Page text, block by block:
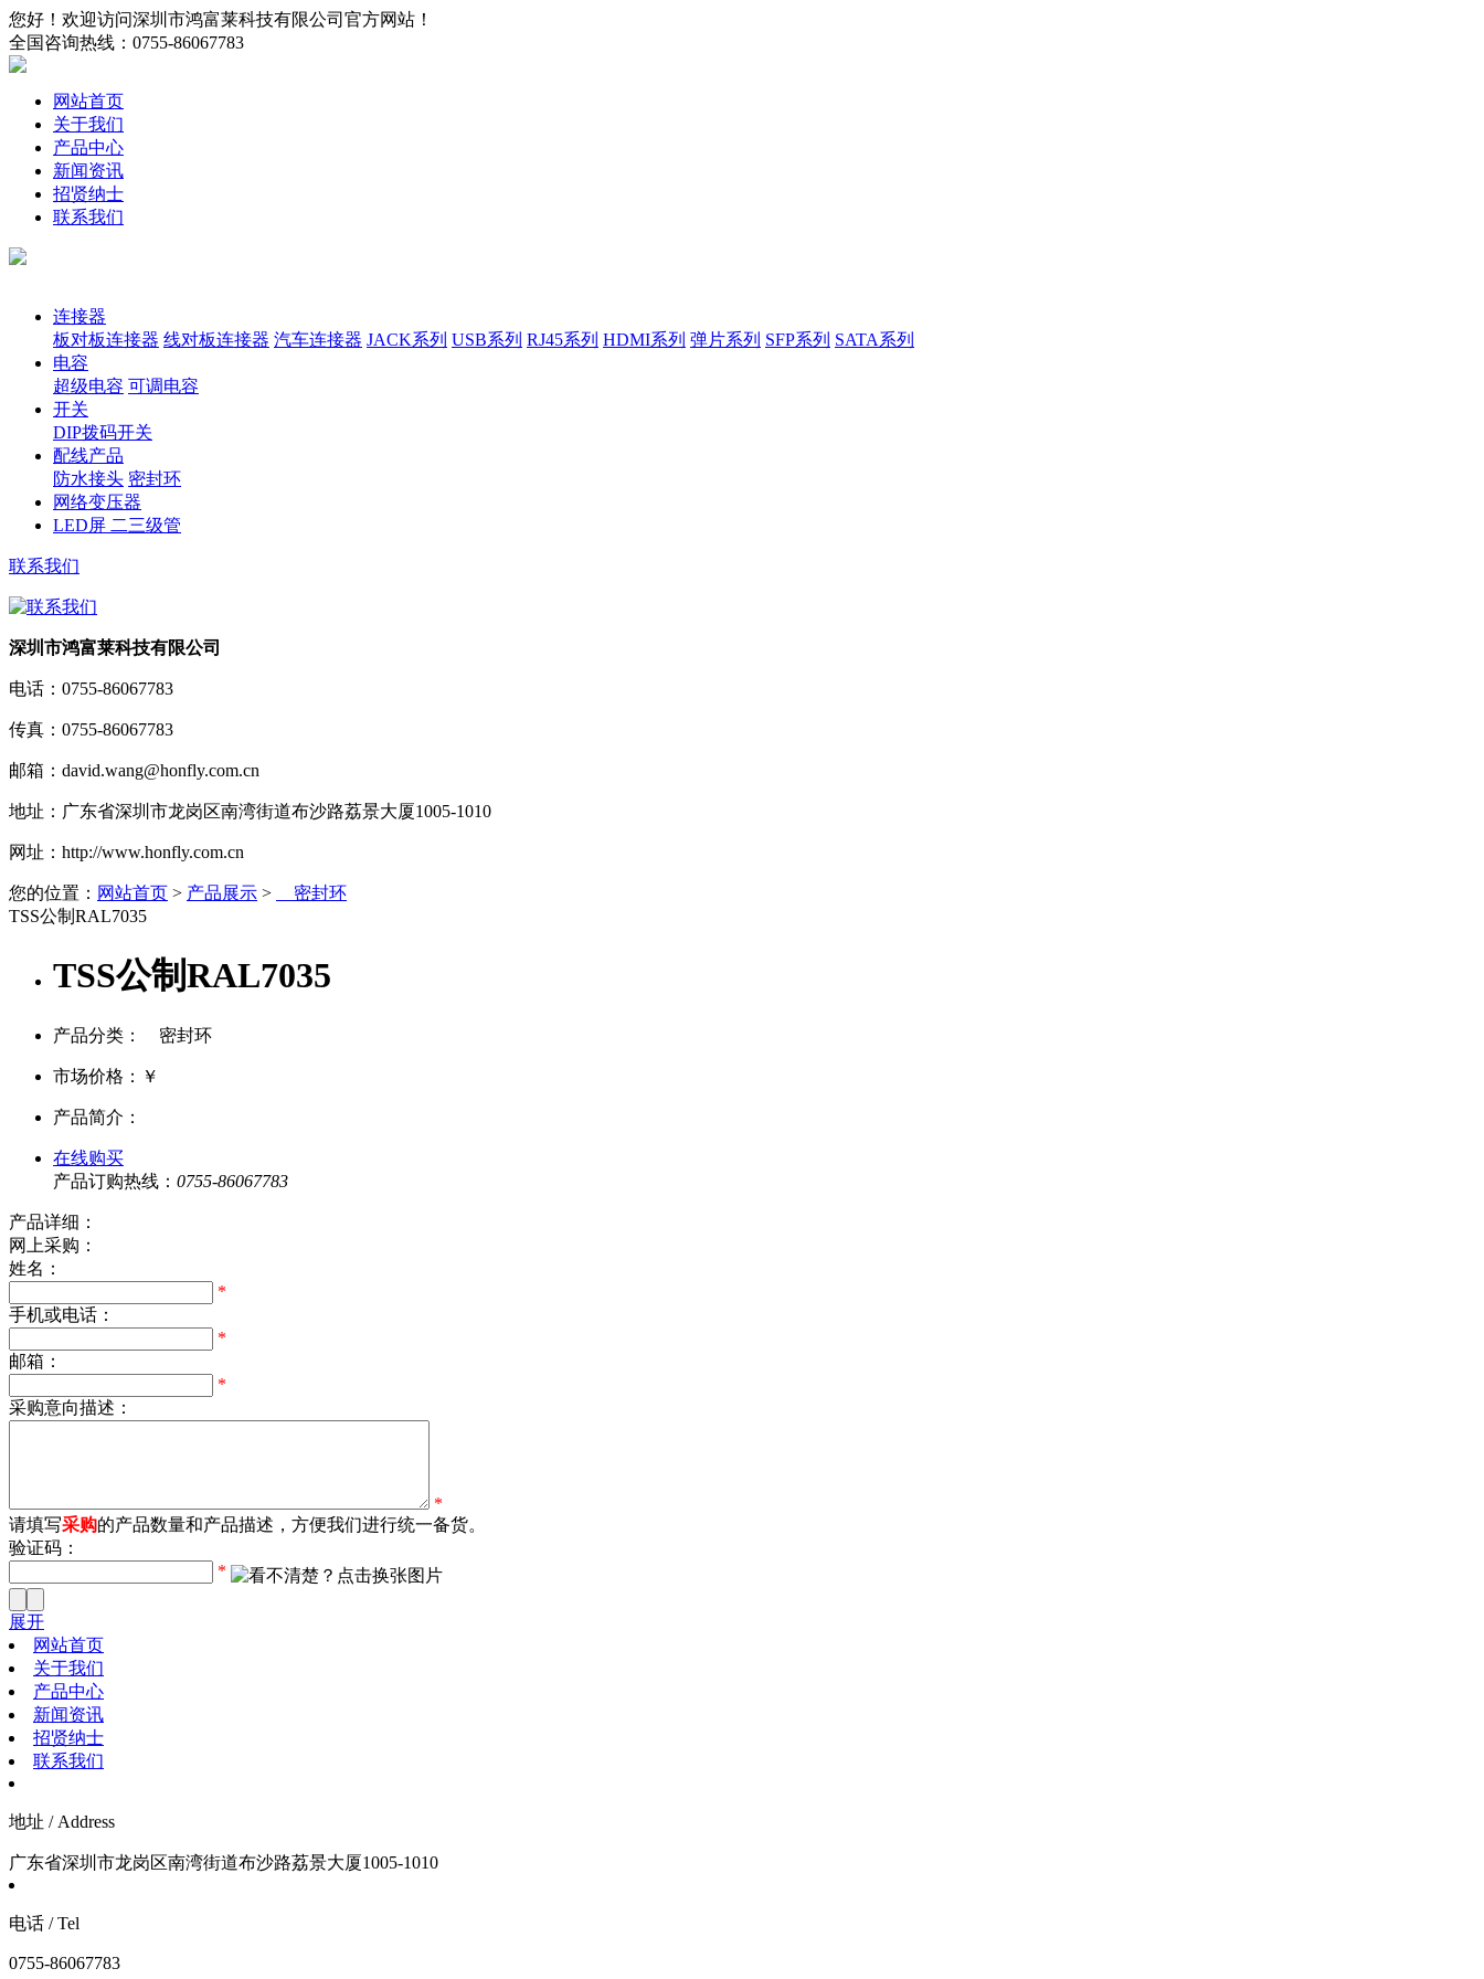
您好！欢迎访问深圳市鸿富莱科技有限公司官方网站！
全国咨询热线： 0755-86067783
网站首页
关于我们
产品中心
新闻资讯
招贤纳士
联系我们
连接器
板对板连接器 线对板连接器 汽车连接器 JACK系列 USB系列 RJ45系列 HDMI系列 弹片系列 SFP系列 SATA系列
电容
超级电容 可调电容
开关
DIP拨码开关
配线产品
防水接头 密封环
网络变压器
LED屏 二三级管
联系我们
深圳市鸿富莱科技有限公司
电话： 0755-86067783
传真： 0755-86067783
邮箱： david.wang@honfly.com.cn
地址： 广东省深圳市龙岗区南湾街道布沙路荔景大厦1005-1010
网址： http://www.honfly.com.cn
您的位置： 网站首页 > 产品展示 >
密封环
TSS公制RAL7035
TSS公制RAL7035
产品分类： 密封环
市场价格： ￥
产品简介：
在线购买
产品订购热线： 0755-86067783
产品详细：
网上采购：
姓名：
*
手机或电话：
*
邮箱：
*
采购意向描述：
*
请填写采购的产品数量和产品描述，方便我们进行统一备货。
验证码：
*
展开
网站首页
关于我们
产品中心
新闻资讯
招贤纳士
联系我们
地址 / Address
广东省深圳市龙岗区南湾街道布沙路荔景大厦1005-1010
电话 / Tel
0755-86067783